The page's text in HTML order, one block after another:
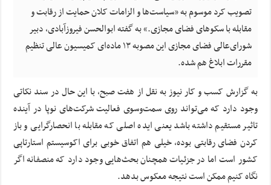
تصویب کرد موسوم به «سیاست‌ها و الزامات کلان حمایت از رقابت و
مقابله با سکوهای فضای مجازی.» به گفته ابوالحسن فیروز‌آبادی، دبیر
شورای‌عالی فضای مجازی این مصوبه ۱۳ ماده‌ای کمیسیون عالی تنظیم
مقررات ابلاغ هم شده.
به گزارش کسب و کار نیوز به نقل از هفت صبح، با این حال در سند نکاتی
وجود دارد که می‌تواند روی سمت‌‌وسوی فعالیت‌ شرکت‌های نوپا در آینده
تاثیر مستقیم داشته باشد یعنی ایده اصلی که مقابله با انحصارگرایی و باز
کردن فضای رقابتی بوده، خیلی هم اتفاق خوبی برای اکوسیستم استارتاپی
کشور است اما در جزئیات همچنان بحث‌هایی وجود دارد که منصفانه اگر
نگاه کنیم ممکن است نتیجه معکوس بدهد.